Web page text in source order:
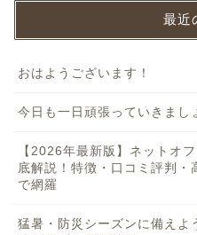
最近
おはようございます！
今日も一日頑張っていきまし
【2026年最新版】ネットオ
底解説！特徴・口コミ評判・
で網羅
猛暑・防災シーズンに備えよ